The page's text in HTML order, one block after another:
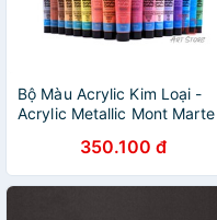
Bộ Màu Acrylic Kim Loại -
Acrylic Metallic Mont Marte
350.100 đ